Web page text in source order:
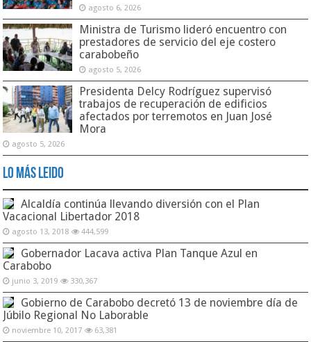
agosto 6, 2026
Ministra de Turismo lideró encuentro con
prestadores de servicio del eje costero
carabobeño
agosto 5, 2026
Presidenta Delcy Rodríguez supervisó
trabajos de recuperación de edificios
afectados por terremotos en Juan José
Mora
agosto 5, 2026
Lo Más Leido
Alcaldía continúa llevando diversión con el Plan
Vacacional Libertador 2018
agosto 13, 2018 444,599
Gobernador Lacava activa Plan Tanque Azul en
Carabobo
junio 3, 2019 330,367
Gobierno de Carabobo decretó 13 de noviembre día de
Júbilo Regional No Laborable
noviembre 10, 2017 63,381